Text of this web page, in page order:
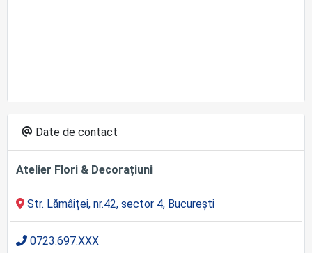
Date de contact
Atelier Flori & Decorațiuni
Str. Lămâiței, nr.42, sector 4, București
0723.697.XXX